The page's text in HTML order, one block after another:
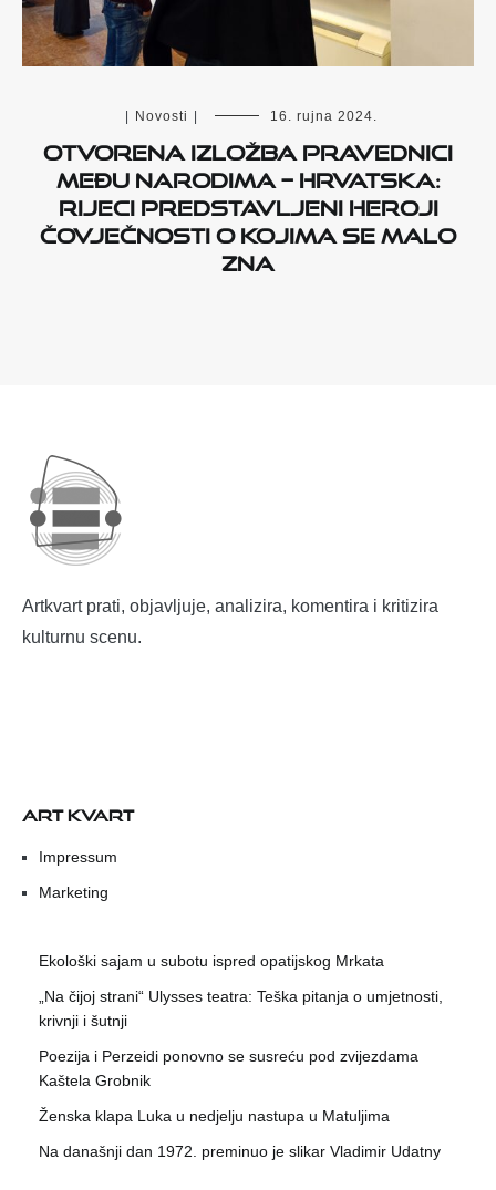
Novosti 16. rujna 2024.
OTVORENA IZLOŽBA PRAVEDNICI
MEĐU NARODIMA – HRVATSKA:
RIJECI PREDSTAVLJENI HEROJI
ČOVJEČNOSTI O KOJIMA SE MALO
ZNA
Artkvart prati, objavljuje, analizira, komentira i kritizira
kulturnu scenu.
ART KVART
Impressum
Marketing
Ekološki sajam u subotu ispred opatijskog Mrkata
„Na čijoj strani“ Ulysses teatra: Teška pitanja o umjetnosti,
krivnji i šutnji
Poezija i Perzeidi ponovno se susreću pod zvijezdama
Kaštela Grobnik
Ženska klapa Luka u nedjelju nastupa u Matuljima
Na današnji dan 1972. preminuo je slikar Vladimir Udatny